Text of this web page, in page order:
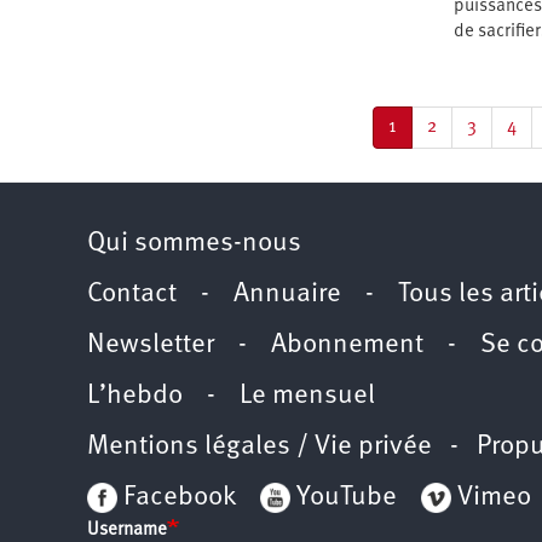
de
Page
courante
1 Page
2 Page
3 Page
4
Qui sommes-nous
Contact - Annuaire - Tous les
Newsletter- Abonnement - Se
L’hebdo - Le mensuel
Mentions légales / Vie privée -
Facebook
YouTube Vimeo
Username